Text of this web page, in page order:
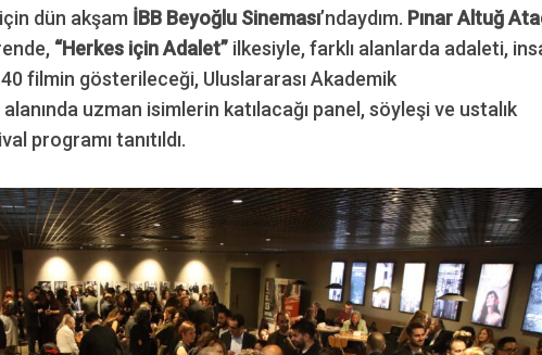
için dün akşam İBB Beyoğlu Sineması’ndaydım. Pınar Altuğ
“Herkes için Adalet” ilkesiyle, farklı alanlarda adaleti,
40 filmin gösterileceği, Uluslararası Akademik
uzman isimlerin katılacağı panel, söyleşi ve ustalık
programı tanıtıldı.